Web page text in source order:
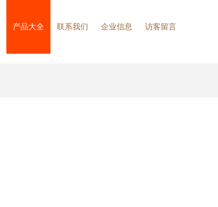
产品大全 联系我们 企业信息 访客留言